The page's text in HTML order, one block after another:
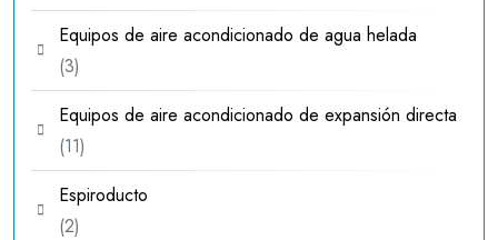
productos
Equipos de aire acondicionado de agua helada
33
productos
Equipos de aire acondicionado de expansión directa
1111
productos
Espiroducto
22